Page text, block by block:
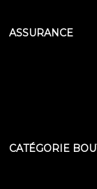
ASSURANCE
CATÉGORIE